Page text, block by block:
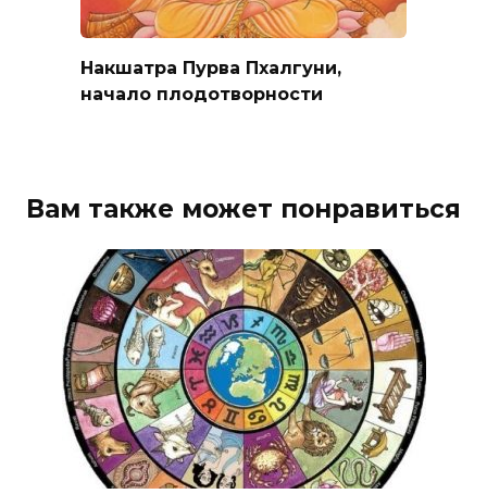
Накшатра Пурва Пхалгуни,
начало плодотворности
Вам также может понравиться